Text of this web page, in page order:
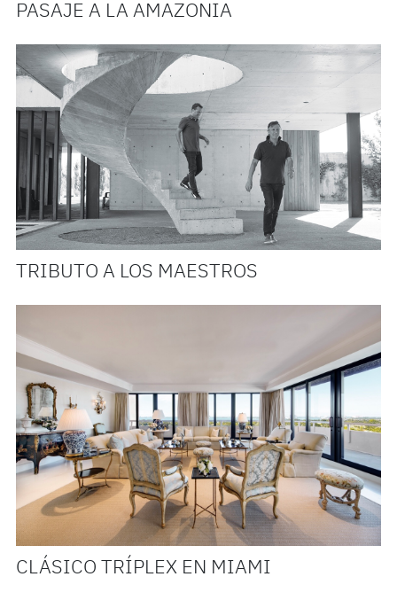
PASAJE A LA AMAZONIA
TRIBUTO A LOS MAESTROS
CLÁSICO TRÍPLEX EN MIAMI